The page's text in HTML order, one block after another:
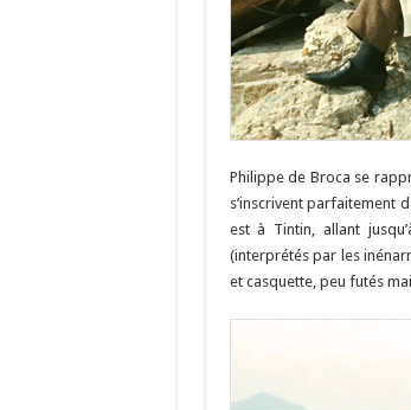
Philippe de Broca se
s’inscrivent parfaitement
est à Tintin, allant
(interprétés par les
et casquette, peu futés